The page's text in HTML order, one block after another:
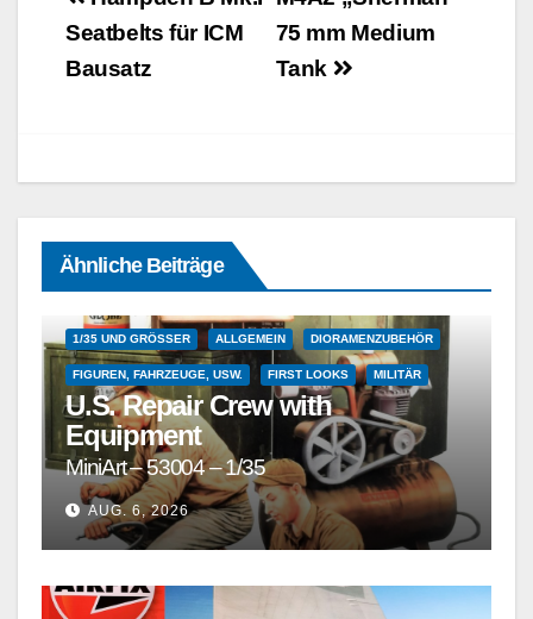
75 mm Medium
Tank
Seatbelts für ICM
Bausatz
Ähnliche Beiträge
1/35 UND GRÖSSER ALLGEMEIN DIORAMENZUBEHÖR
FIGUREN, FAHRZEUGE, USW. FIRST LOOKS MILITÄR
U.S. Repair Crew with
Equipment
MiniArt – 53004 – 1/35
AUG. 6, 2026